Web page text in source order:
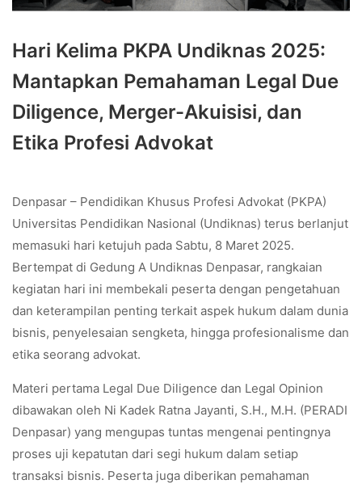
Hari Kelima PKPA Undiknas 2025:
Mantapkan Pemahaman Legal Due
Diligence, Merger-Akuisisi, dan
Etika Profesi Advokat
Denpasar – Pendidikan Khusus Profesi Advokat (PKPA)
Universitas Pendidikan Nasional (Undiknas) terus berlanjut
memasuki hari ketujuh pada Sabtu, 8 Maret 2025.
Bertempat di Gedung A Undiknas Denpasar, rangkaian
kegiatan hari ini membekali peserta dengan pengetahuan
dan keterampilan penting terkait aspek hukum dalam dunia
bisnis, penyelesaian sengketa, hingga profesionalisme dan
etika seorang advokat.
Materi pertama Legal Due Diligence dan Legal Opinion
dibawakan oleh Ni Kadek Ratna Jayanti, S.H., M.H. (PERADI
Denpasar) yang mengupas tuntas mengenai pentingnya
proses uji kepatutan dari segi hukum dalam setiap
transaksi bisnis. Peserta juga diberikan pemahaman